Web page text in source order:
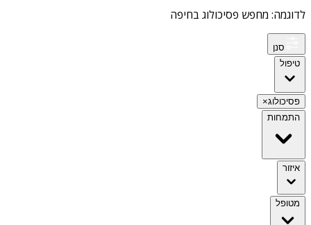
לדוגמה: מחפש פסיכולוג בחיפה
סנן
טיפול
פסיכולוג×
התמחות
איזור
מטופל